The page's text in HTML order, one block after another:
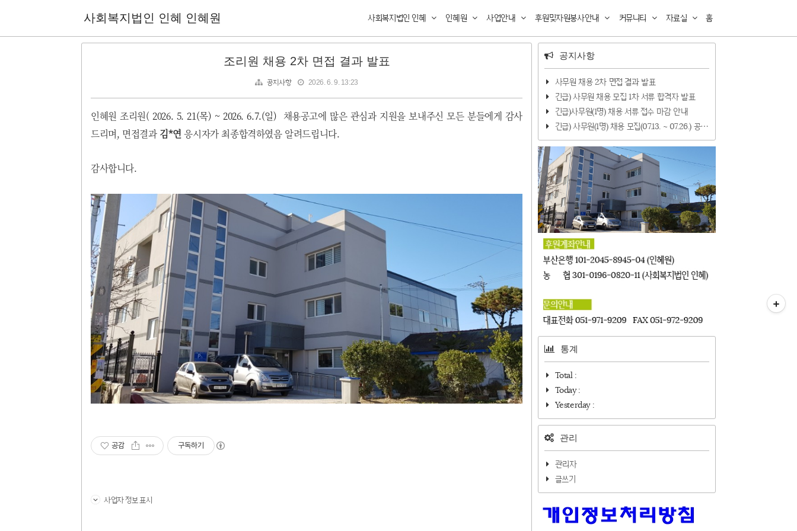
사회복지법인 인혜 인혜원 사회복지법인 인혜 인혜원 사업안내 후원및자원봉사안내 커뮤니티 자료실 홈
조리원 채용 2차 면접 결과 발표
공지사항 2026. 6. 9. 13:23
인혜원 조리원( 2026. 5. 21(목) ~ 2026. 6.7.(일) 채용공고에 많은 관심과 지원을 보내주신 모든 분들에게 감사
드리며, 면접결과김*연응시자가 최종합격하였음 알려드립니다.
감사합니다.
공감 구독하기
사업자 정보 표시
공지사항
사무원 채용 2차 면접 결과 발표
긴급) 사무원 채용 모집 1차 서류 합격자 발표
긴급)사무원(1명) 채용 서류 접수 마감 안내
긴급) 사무원(1명) 채용 모집(07.13. ~ 07.26.) 공⋯
통계
Total :
Today :
Yesterday :
관리
관리자
글쓰기